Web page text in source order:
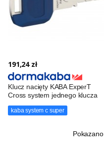
191,24 zł
Klucz nacięty KABA ExperT
Cross system jednego klucza
kaba system c super
Pokazano